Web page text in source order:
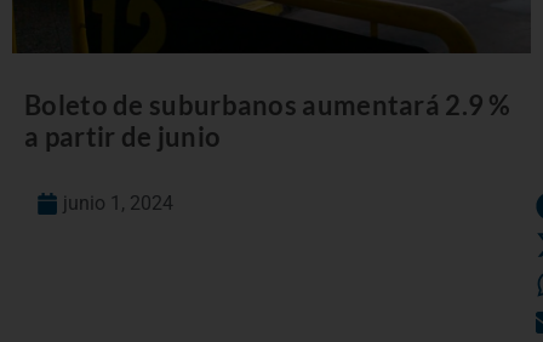
Boleto de suburbanos aumentará 2.9 %
a partir de junio
junio 1, 2024